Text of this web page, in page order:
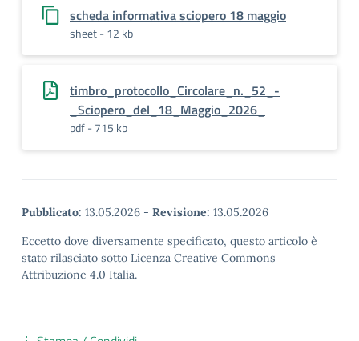
scheda informativa sciopero 18 maggio
sheet - 12 kb
timbro_protocollo_Circolare_n._52_-
_Sciopero_del_18_Maggio_2026_
pdf - 715 kb
Pubblicato: 13.05.2026 - Revisione: 13.05.2026
Eccetto dove diversamente specificato, questo articolo è
stato rilasciato sotto Licenza Creative Commons
Attribuzione 4.0 Italia.